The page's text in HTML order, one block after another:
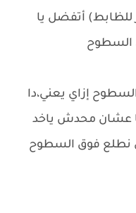
للظابط) أتفضل يا
السطوح
إزاي يعني،دا
عشان محدش ياخد
نطلع فوق السطوح